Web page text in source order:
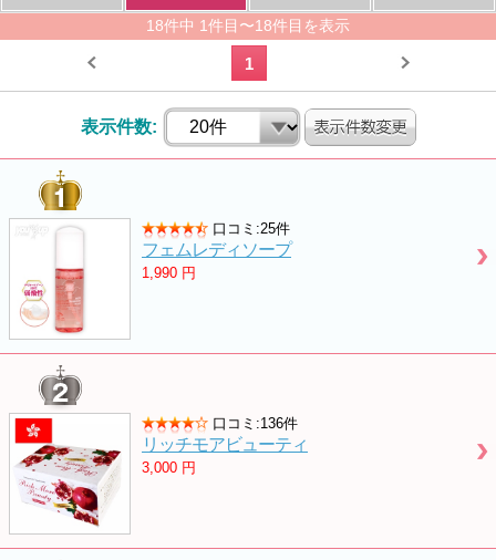
18件中 1件目〜18件目を表示
1
表示件数:
口コミ:25件
フェムレディソープ
1,990 円
口コミ:136件
リッチモアビューティ
3,000 円